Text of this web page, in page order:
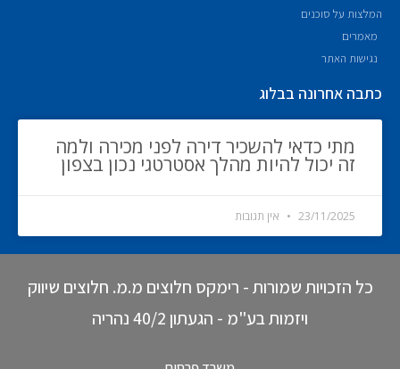
המלצות על סוכנים
מאמרים
נגישות האתר
כתבה אחרונה בבלוג
מתי כדאי להשכיר דירה לפני מכירה ולמה
זה יכול להיות מהלך אסטרטגי נכון בצפון
23/11/2025 אין תגובות
כל הזכויות שמורות - רימקס חלוצים מ.מ. חלוצים שיווק
ויזמות בע"מ - הגעתון 40/2 נהריה